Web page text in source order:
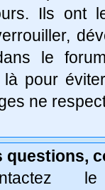
Ils ont
le
là pour
ne
questions,